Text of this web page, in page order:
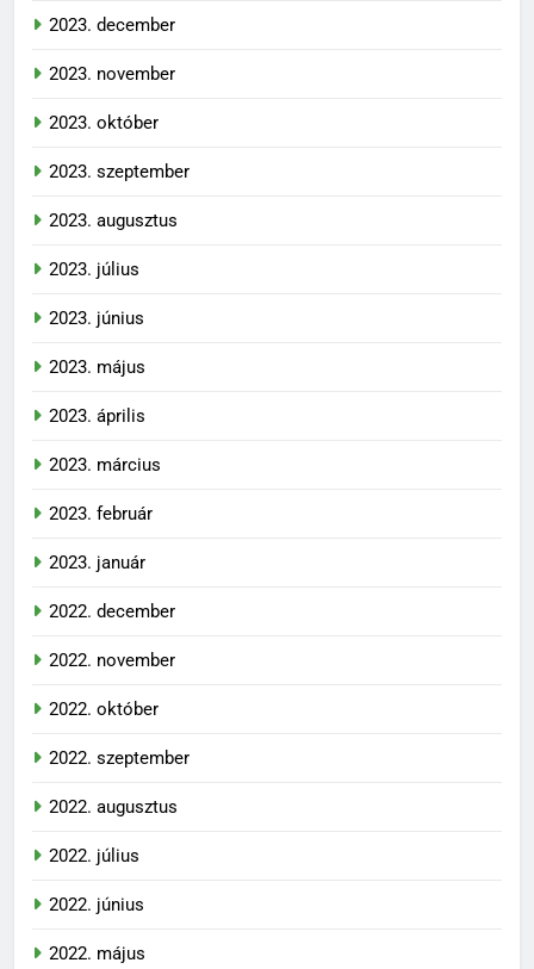
2023. december
2023. november
2023. október
2023. szeptember
2023. augusztus
2023. július
2023. június
2023. május
2023. április
2023. március
2023. február
2023. január
2022. december
2022. november
2022. október
2022. szeptember
2022. augusztus
2022. július
2022. június
2022. május